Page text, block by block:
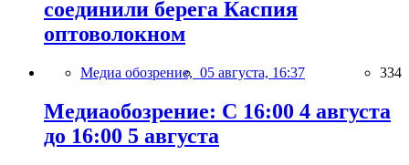
соединили берега Каспия
оптоволокном
Медиа обозрение, 05 августа, 16:37 334
Медиаобозрение: С 16:00 4 августа
до 16:00 5 августа